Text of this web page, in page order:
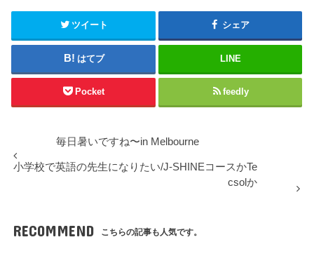
ツイート シェア
はてブ LINE
Pocket feedly
毎日暑いですね〜in Melbourne
小学校で英語の先生になりたい/J-SHINEコースかTe
csolか
RECOMMEND こちらの記事も人気です。